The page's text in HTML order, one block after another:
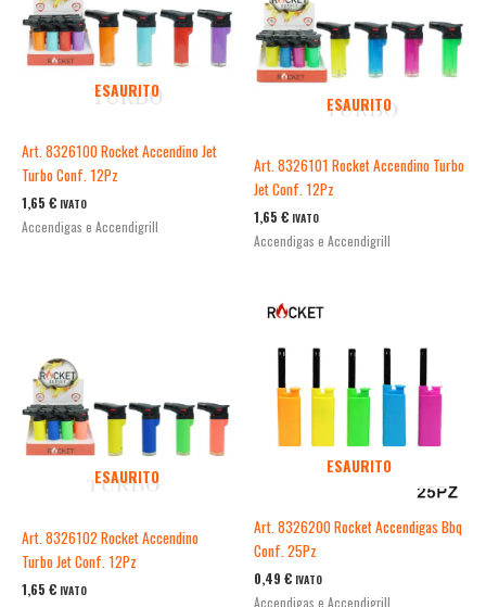
ESAURITO
Art. 8326100 Rocket Accendino Jet
Turbo Conf. 12Pz
1,65 € IVATO
Accendigas e Accendigrill
ESAURITO
Art. 8326101 Rocket Accendino Turbo
Jet Conf. 12Pz
1,65 € IVATO
Accendigas e Accendigrill
ESAURITO
Art. 8326102 Rocket Accendino
Turbo Jet Conf. 12Pz
1,65 € IVATO
ESAURITO
Art. 8326200 Rocket Accendigas Bbq
Conf. 25Pz
0,49 € IVATO
Accendigas e Accendigrill